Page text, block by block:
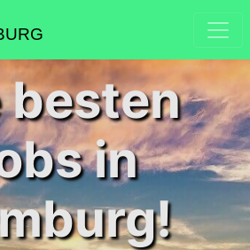
besten
in